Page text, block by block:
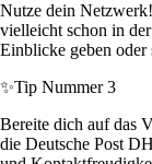
Nutze dein
vielleicht schon in
Einblicke geben oder
✨Tip Nummer 3
Bereite dich auf das
die Deutsche Post